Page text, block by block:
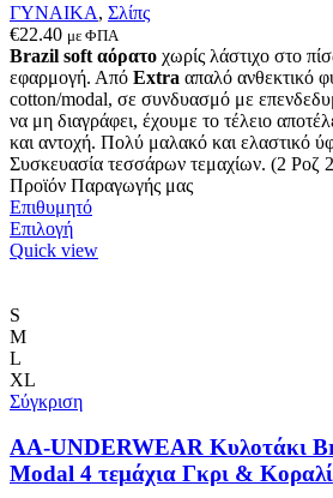
στη
σελίδα
του
προϊόντος
ΓΥΝΑΙΚΑ, Σλίπς
€22.40 με ΦΠΑ
Brazil soft αόρατο χωρίς λάστιχο στο
εφαρμογή. Από Extra απαλό ανθεκτικό
cotton/modal, σε συνδυασμό με
να μη διαγράφει, έχουμε το τέλειο
και αντοχή. Πολύ μαλακό και ελαστικό
Συσκευασία τεσσάρων τεμαχίων. (2
Προϊόν Παραγωγής μας
Επιθυμητό
ΕπιλογήΑυτό
το
μπορούν
επιλεγούν
στη
σελίδα
Quick view
S
M
L
XL
Σύγκριση
AA-UNDERWEAR Κυλοτάκι
Modal 4 τεμάχια Γκρι & Κοραλί